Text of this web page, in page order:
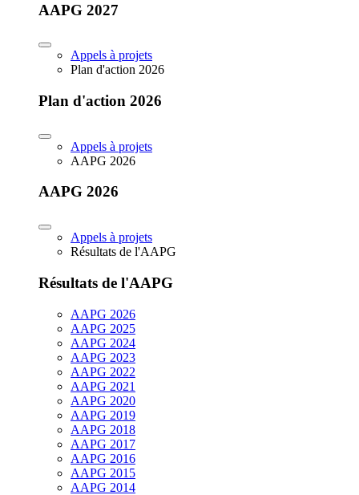
AAPG 2027
Appels à projets
Plan d'action 2026
Plan d'action 2026
Appels à projets
AAPG 2026
AAPG 2026
Appels à projets
Résultats de l'AAPG
Résultats de l'AAPG
AAPG 2026
AAPG 2025
AAPG 2024
AAPG 2023
AAPG 2022
AAPG 2021
AAPG 2020
AAPG 2019
AAPG 2018
AAPG 2017
AAPG 2016
AAPG 2015
AAPG 2014